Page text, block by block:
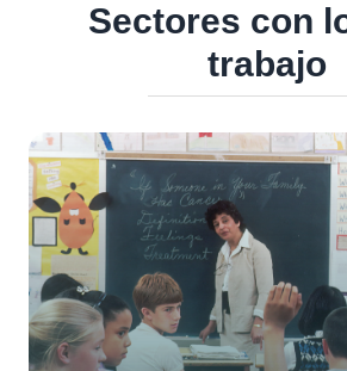
Sectores con
trabajo